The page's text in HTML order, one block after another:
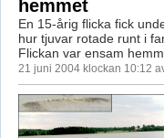
hemmet
En 15-årig flicka fick
hur tjuvar rotade runt i
Flickan var ensam
21 juni 2004 klockan 10:12